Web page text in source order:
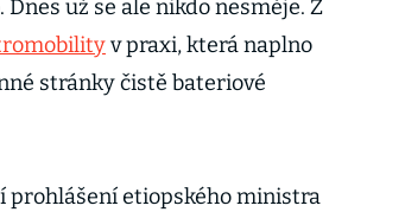
už se ale nikdo nesměje. Z
v praxi, která naplno
stránky čistě bateriové
prohlášení etiopského ministra